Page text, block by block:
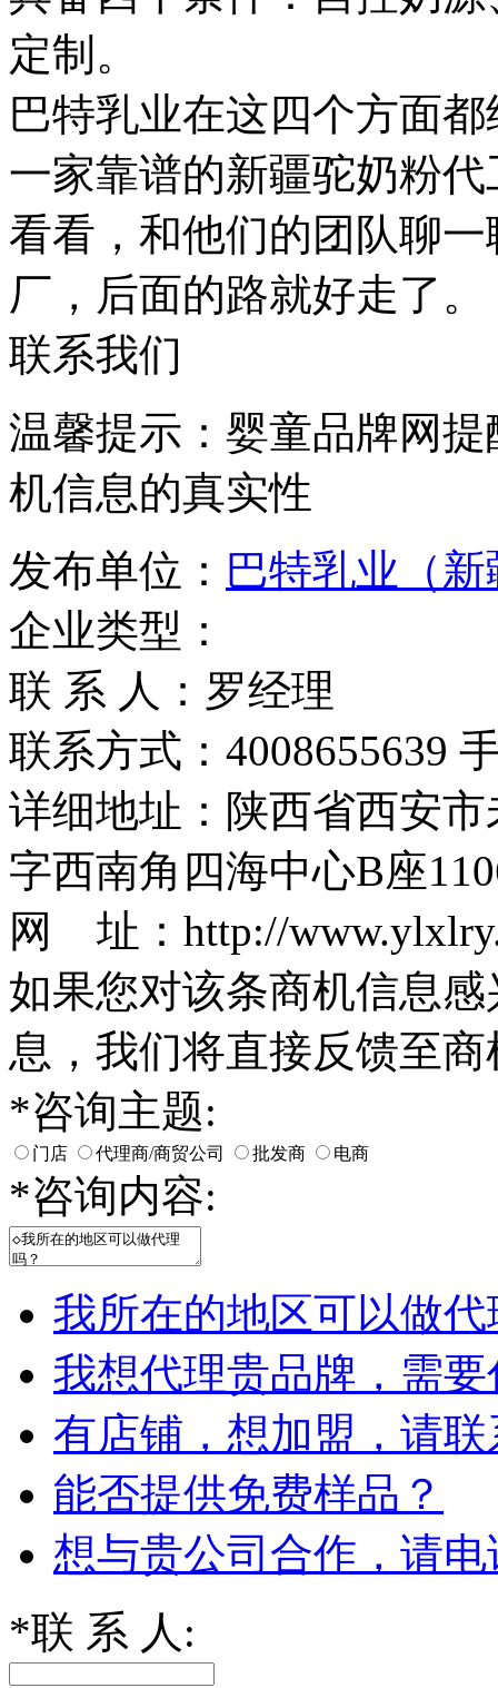
定制。
巴特乳业在这四个方面
一家靠谱的新疆驼奶粉
看看，和他们的团队聊
厂，后面的路就好走了。
联系我们
温馨提示：婴童品牌网
机信息的真实性
发布单位： 巴特乳业（
企业类型：
联 系 人：罗经理
联系方式：4008655639
详细地址：陕西省西安
字西南角四海中心B座
网 址：http://
如果您对该条商机信息
息，我们将直接反馈至
*咨询主题:
门店 代理商/商贸公司 批发商 电商
*咨询内容:
我所在的地区可以做
我想代理贵品牌，需
有店铺，想加盟，请
能否提供免费样品？
想与贵公司合作，请
*联 系 人: